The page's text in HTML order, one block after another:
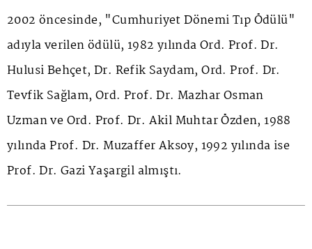
2002 öncesinde, "Cumhuriyet Dönemi Tıp Ödülü"
adıyla verilen ödülü, 1982 yılında Ord. Prof. Dr.
Hulusi Behçet, Dr. Refik Saydam, Ord. Prof. Dr.
Tevfik Sağlam, Ord. Prof. Dr. Mazhar Osman
Uzman ve Ord. Prof. Dr. Akil Muhtar Özden, 1988
yılında Prof. Dr. Muzaffer Aksoy, 1992 yılında ise
Prof. Dr. Gazi Yaşargil almıştı.